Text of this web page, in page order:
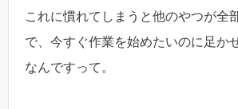
これに慣れてしまうと他のやつが全
で、今すぐ作業を始めたいのに足か
なんですって。